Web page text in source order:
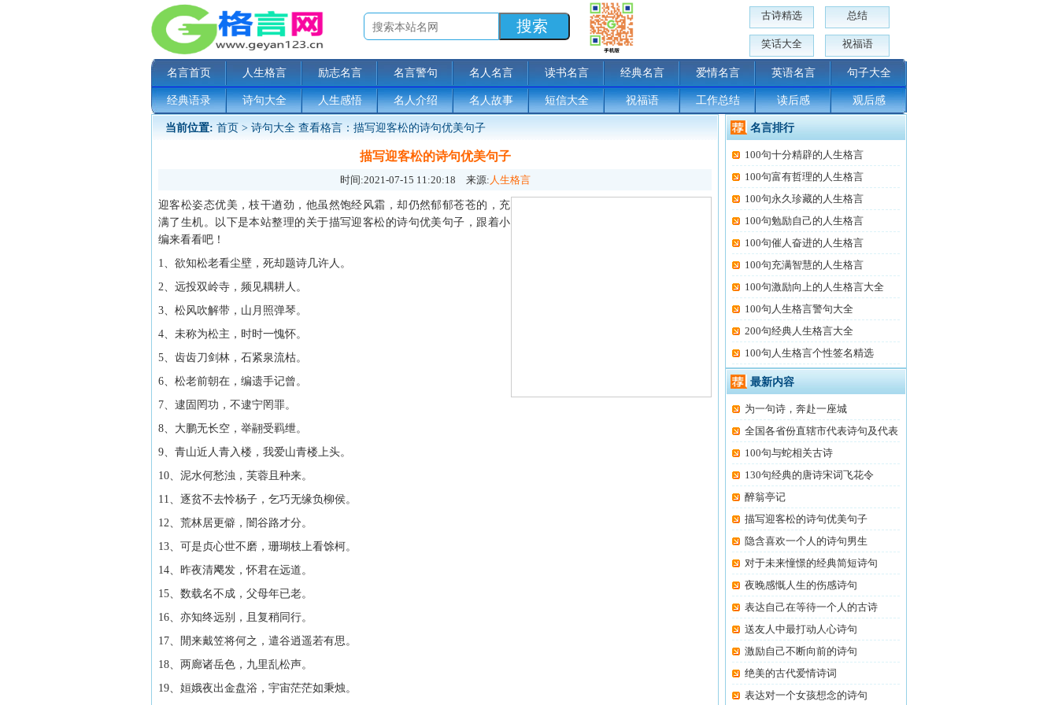
古诗精选 总结
笑话大全 祝福语
名言首页 人生格言 励志名言 名言警句 名人名言 读书名言 经典名言 爱情名言 英语名言 句子大全
经典语录 诗句大全 人生感悟 名人介绍 名人故事 短信大全 祝福语 工作总结 读后感 观后感
当前位置: 首页 > 诗句大全 查看格言：描写迎客松的诗句优美句子
描写迎客松的诗句优美句子
时间:2021-07-15 11:20:18 来源: 人生格言
迎客松姿态优美，枝干遒劲，他虽然饱经风霜，却仍然郁郁苍苍的，充
满了生机。以下是本站整理的关于描写迎客松的诗句优美句子，跟着小
编来看看吧！
1、欲知松老看尘壁，死却题诗几许人。
2、远投双岭寺，频见耦耕人。
3、松风吹解带，山月照弹琴。
4、未称为松主，时时一愧怀。
5、齿齿刀剑林，石紧泉流枯。
6、松老前朝在，编遗手记曾。
7、逮固罔功，不逮宁罔罪。
8、大鹏无长空，举翮受羁绁。
9、青山近人青入楼，我爱山青楼上头。
10、泥水何愁浊，芙蓉且种来。
11、逐贫不去怜杨子，乞巧无缘负柳侯。
12、荒林居更僻，闇谷路才分。
13、可是贞心世不磨，珊瑚枝上看馀柯。
14、昨夜清飔发，怀君在远道。
15、数载名不成，父母年已老。
16、亦知终远别，且复稍同行。
17、閒来戴笠将何之，遣谷逍遥若有思。
18、两廊诸岳色，九里乱松声。
19、姮娥夜出金盘浴，宇宙茫茫如秉烛。
名言排行
100句十分精辟的人生格言
100句富有哲理的人生格言
100句永久珍藏的人生格言
100句勉励自己的人生格言
100句催人奋进的人生格言
100句充满智慧的人生格言
100句激励向上的人生格言大全
100句人生格言警句大全
200句经典人生格言大全
100句人生格言个性签名精选
最新内容
为一句诗，奔赴一座城
全国各省份直辖市代表诗句及代表
100句与蛇相关古诗
130句经典的唐诗宋词飞花令
醉翁亭记
描写迎客松的诗句优美句子
隐含喜欢一个人的诗句男生
对于未来憧憬的经典简短诗句
夜晚感慨人生的伤感诗句
表达自己在等待一个人的古诗
送友人中最打动人心诗句
激励自己不断向前的诗句
绝美的古代爱情诗词
表达对一个女孩想念的诗句